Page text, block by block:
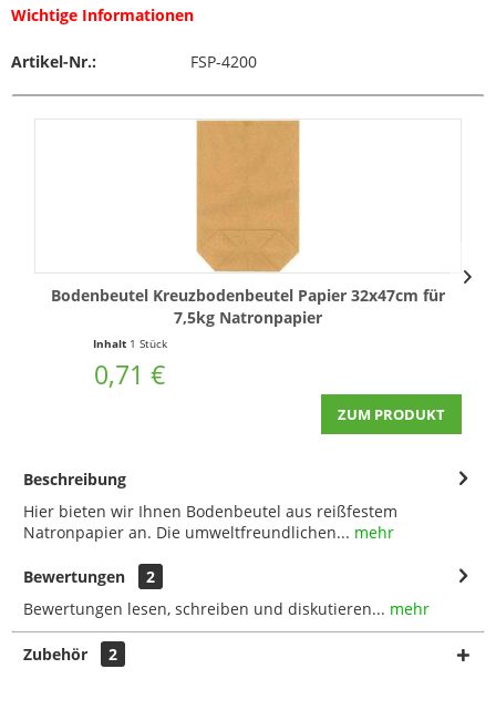
Wichtige Informationen
Artikel-Nr.: FSP-4200
Bodenbeutel Kreuzbodenbeutel Papier 32x47cm für
7,5kg Natronpapier
Inhalt 1 Stück
0,71 €
ZUM PRODUKT
Beschreibung
Hier bieten wir Ihnen Bodenbeutel aus reißfestem
Natronpapier an. Die umweltfreundlichen... mehr
Bewertungen
2
Bewertungen lesen, schreiben und diskutieren... mehr
Zubehör 2